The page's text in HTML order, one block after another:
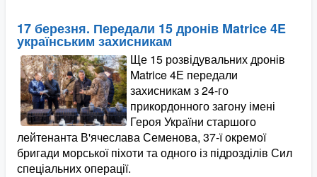
17 березня. Передали 15 дронів Matrice 4E
українським захисникам
Ще 15 розвідувальних дронів
Matrice 4Е передали
захисникам з 24-го
прикордонного загону імені
Героя України старшого
лейтенанта В'ячеслава Семенова, 37-ї окремої
бригади морської піхоти та одного із підрозділів Сил
спеціальних операції.